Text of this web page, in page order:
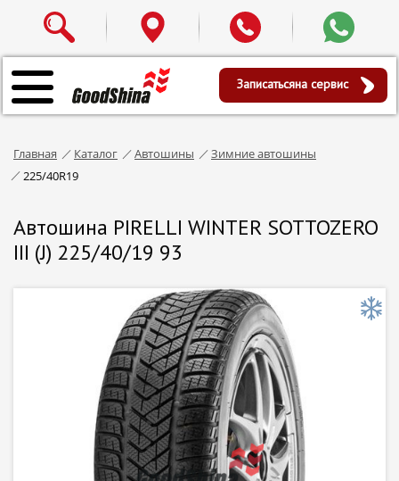
Записатьсяна сервис
Главная Каталог Автошины
Зимние автошины
225/40R19
Автошина PIRELLI WINTER SOTTOZERO
III (J) 225/40/19 93